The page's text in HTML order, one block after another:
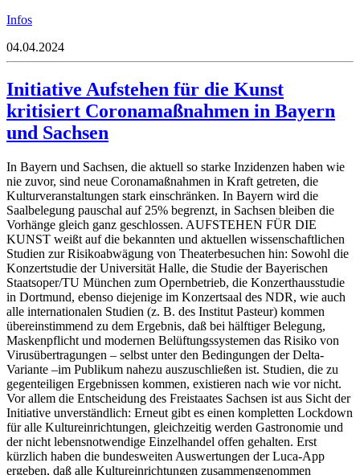
Infos
04.04.2024
Initiative Aufstehen für die Kunst
kritisiert Coronamaßnahmen in Bayern
und Sachsen
In Bayern und Sachsen, die aktuell so starke Inzidenzen haben wie
nie zuvor, sind neue Coronamaßnahmen in Kraft getreten, die
Kulturveranstaltungen stark einschränken. In Bayern wird die
Saalbelegung pauschal auf 25% begrenzt, in Sachsen bleiben die
Vorhänge gleich ganz geschlossen. AUFSTEHEN FÜR DIE
KUNST weißt auf die bekannten und aktuellen wissenschaftlichen
Studien zur Risikoabwägung von Theaterbesuchen hin: Sowohl die
Konzertstudie der Universität Halle, die Studie der Bayerischen
Staatsoper/TU München zum Opernbetrieb, die Konzerthausstudie
in Dortmund, ebenso diejenige im Konzertsaal des NDR, wie auch
alle internationalen Studien (z. B. des Institut Pasteur) kommen
übereinstimmend zu dem Ergebnis, daß bei hälftiger Belegung,
Maskenpflicht und modernen Belüftungssystemen das Risiko von
Virusübertragungen – selbst unter den Bedingungen der Delta-
Variante –im Publikum nahezu auszuschließen ist. Studien, die zu
gegenteiligen Ergebnissen kommen, existieren nach wie vor nicht.
Vor allem die Entscheidung des Freistaates Sachsen ist aus Sicht der
Initiative unverständlich: Erneut gibt es einen kompletten Lockdown
für alle Kultureinrichtungen, gleichzeitig werden Gastronomie und
der nicht lebensnotwendige Einzelhandel offen gehalten. Erst
kürzlich haben die bundesweiten Auswertungen der Luca-App
ergeben, daß alle Kultureinrichtungen zusammengenommen